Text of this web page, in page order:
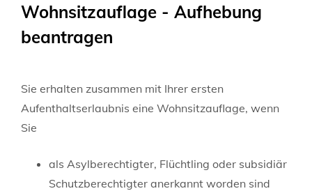
Wohnsitzauflage - Aufhebung
beantragen
Sie erhalten zusammen mit Ihrer ersten
Aufenthaltserlaubnis eine Wohnsitzauflage, wenn
Sie
als Asylberechtigter, Flüchtling oder subsidiär
Schutzberechtigter anerkannt worden sind